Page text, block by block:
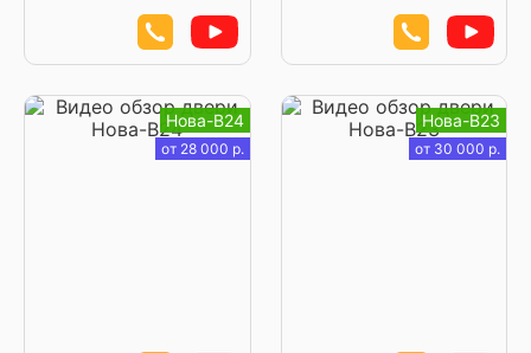
Нова-В24
от 28 000 р.
Нова-В23
от 30 000 р.